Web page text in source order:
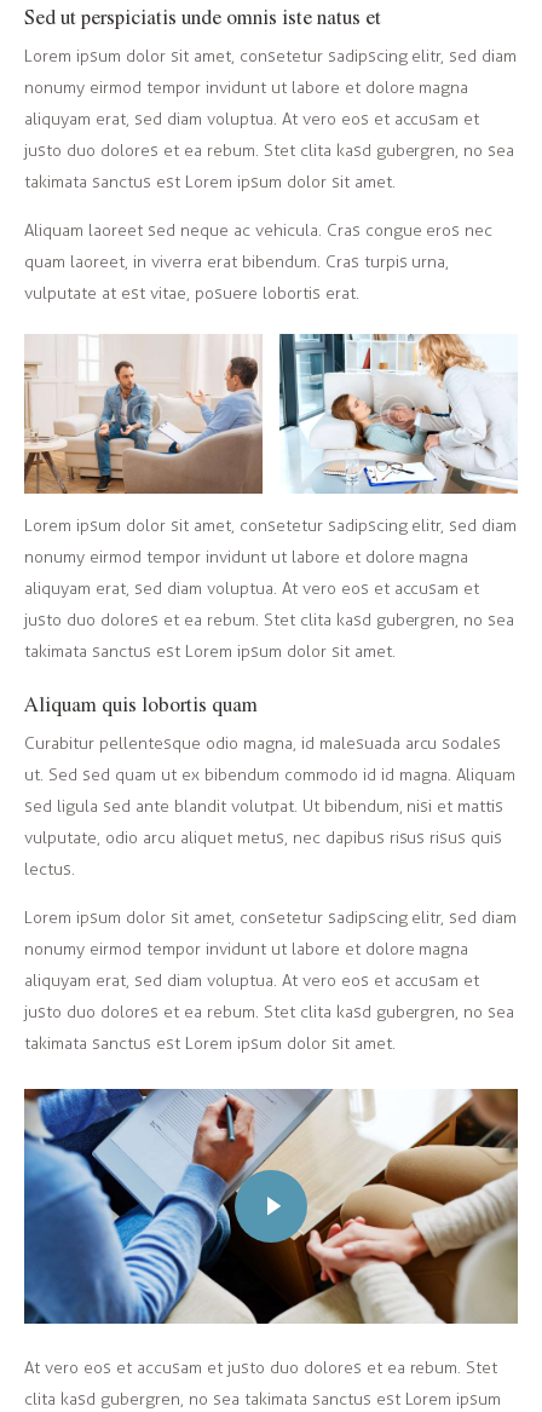
Sed ut perspiciatis unde omnis iste natus et
Lorem ipsum dolor sit amet, consetetur sadipscing elitr, sed diam
nonumy eirmod tempor invidunt ut labore et dolore magna
aliquyam erat, sed diam voluptua. At vero eos et accusam et
justo duo dolores et ea rebum. Stet clita kasd gubergren, no sea
takimata sanctus est Lorem ipsum dolor sit amet.
Aliquam laoreet sed neque ac vehicula. Cras congue eros nec
quam laoreet, in viverra erat bibendum. Cras turpis urna,
vulputate at est vitae, posuere lobortis erat.
Lorem ipsum dolor sit amet, consetetur sadipscing elitr, sed diam
nonumy eirmod tempor invidunt ut labore et dolore magna
aliquyam erat, sed diam voluptua. At vero eos et accusam et
justo duo dolores et ea rebum. Stet clita kasd gubergren, no sea
takimata sanctus est Lorem ipsum dolor sit amet.
Aliquam quis lobortis quam
Curabitur pellentesque odio magna, id malesuada arcu sodales
ut. Sed sed quam ut ex bibendum commodo id id magna. Aliquam
sed ligula sed ante blandit volutpat. Ut bibendum, nisi et mattis
vulputate, odio arcu aliquet metus, nec dapibus risus risus quis
lectus.
Lorem ipsum dolor sit amet, consetetur sadipscing elitr, sed diam
nonumy eirmod tempor invidunt ut labore et dolore magna
aliquyam erat, sed diam voluptua. At vero eos et accusam et
justo duo dolores et ea rebum. Stet clita kasd gubergren, no sea
takimata sanctus est Lorem ipsum dolor sit amet.
At vero eos et accusam et justo duo dolores et ea rebum. Stet
clita kasd gubergren, no sea takimata sanctus est Lorem ipsum